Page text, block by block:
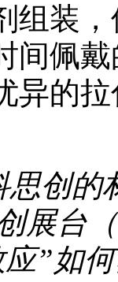
组装
间佩
异的
思创的
展台
”如